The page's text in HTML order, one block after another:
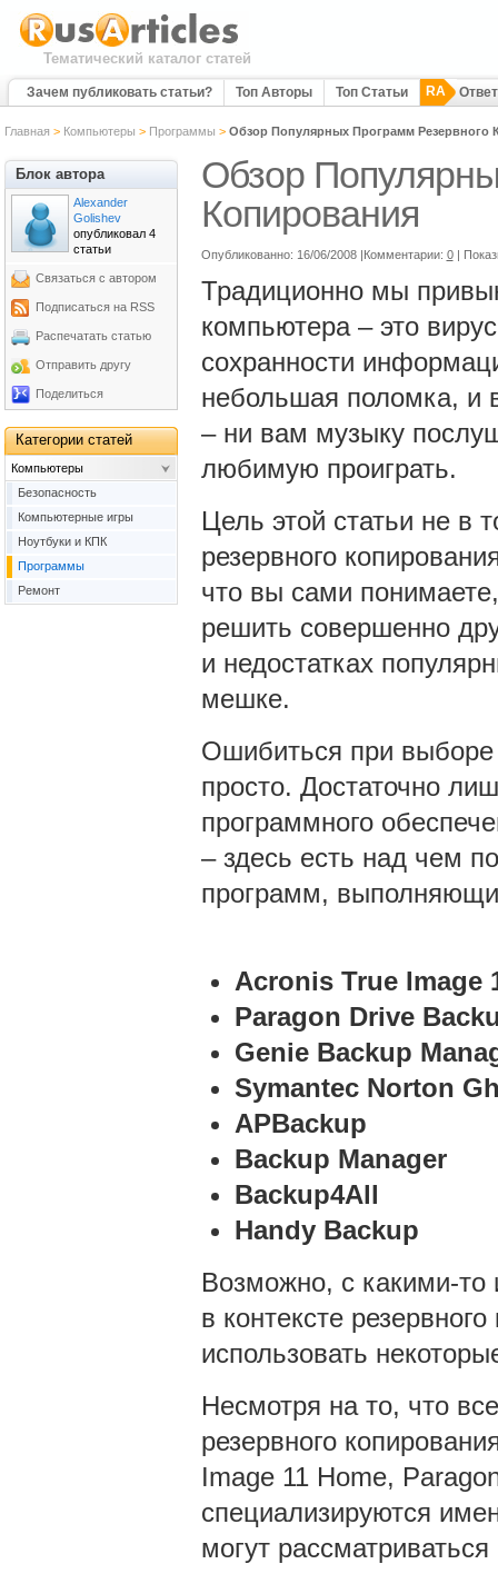
Тематический каталог статей
Зачем публиковать статьи? Топ Авторы Топ Статьи RA
Главная > Компьютеры > Программы > Обзор Популярных Программ Резервного
Обзор
Копирования
Опубликованно: 16/06/2008 |Комментарии: 0 |
Традиционно мы
компьютера – это
сохранности
небольшая поломка, и
– ни вам музыку
любимую проиграть.
Цель этой статьи не в
резервного
что вы сами
решить совершенно
и недостатках
мешке.
Ошибиться при выборе
просто. Достаточно
программного
– здесь есть над чем
программ,
Acronis True Image
Paragon Drive
Genie Backup
Symantec Norton
APBackup
Backup Manager
Backup4All
Handy Backup
Возможно, с какими-то
в контексте
использовать
Несмотря на то, что
резервного
Image 11 Home,
специализируются
могут
Блок автора
Alexander
Golishev
опубликовал 4
статьи
Связаться с автором
Подписаться на RSS
Распечатать статью
Отправить другу
Поделиться
Категории статей
Компьютеры
Безопасность
Компьютерные игры
Ноутбуки и КПК
Программы
Ремонт